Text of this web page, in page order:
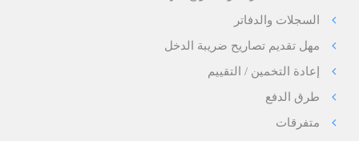
السجلات والدفاتر
مهل تقديم تصاريح ضريبة الدخل
إعادة التخمين / التقييم
طرق الدفع
متفرقات